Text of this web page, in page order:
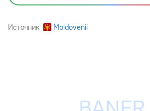
Источник Moldovenii